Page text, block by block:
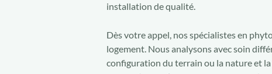
installation de qualité.
Dès votre appel, nos spécialistes en
logement. Nous analysons avec soin
configuration du terrain ou la nature et